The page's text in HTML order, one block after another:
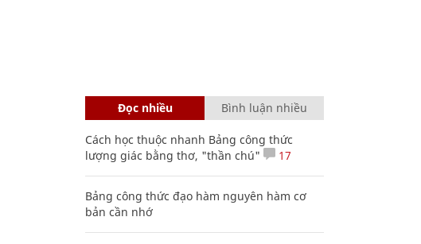
Đọc nhiều Bình luận nhiều
Cách học thuộc nhanh Bảng công thức
lượng giác bằng thơ, "thần chú"
17
Bảng công thức đạo hàm nguyên hàm cơ
bản cần nhớ